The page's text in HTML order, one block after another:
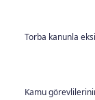
Torba kanunla
Kamu